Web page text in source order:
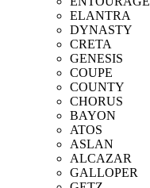
ELANTRA
DYNASTY
CRETA
GENESIS
COUPE
COUNTY
CHORUS
BAYON
ATOS
ASLAN
ALCAZAR
GALLOPER